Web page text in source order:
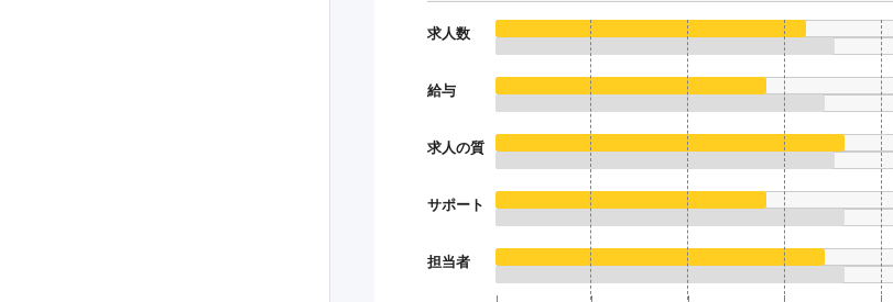
求人数
給与
求人の質
サポート
担当者